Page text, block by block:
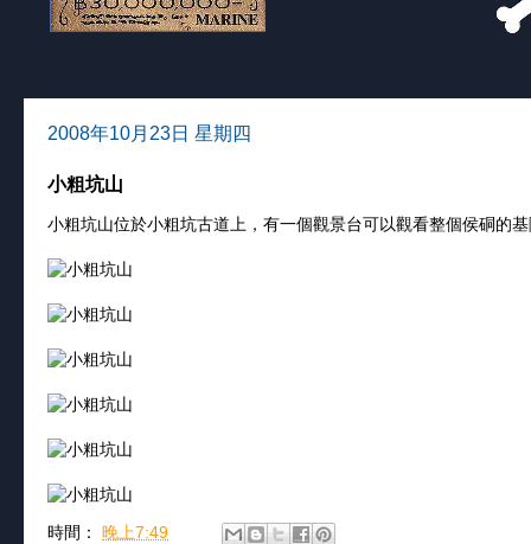
2008年10月23日 星期四
小粗坑山
小粗坑山位於小粗坑古道上，有一個觀景台可以觀看整個侯硐的
時間： 晚上7:49